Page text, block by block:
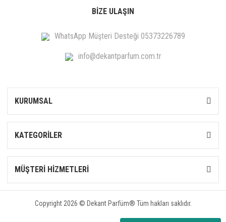
BİZE ULAŞIN
WhatsApp Müşteri Desteği 05373226789
info@dekantparfum.com.tr
KURUMSAL
KATEGORİLER
MÜŞTERİ HİZMETLERİ
Copyright 2026 © Dekant Parfüm® Tüm hakları saklıdır.